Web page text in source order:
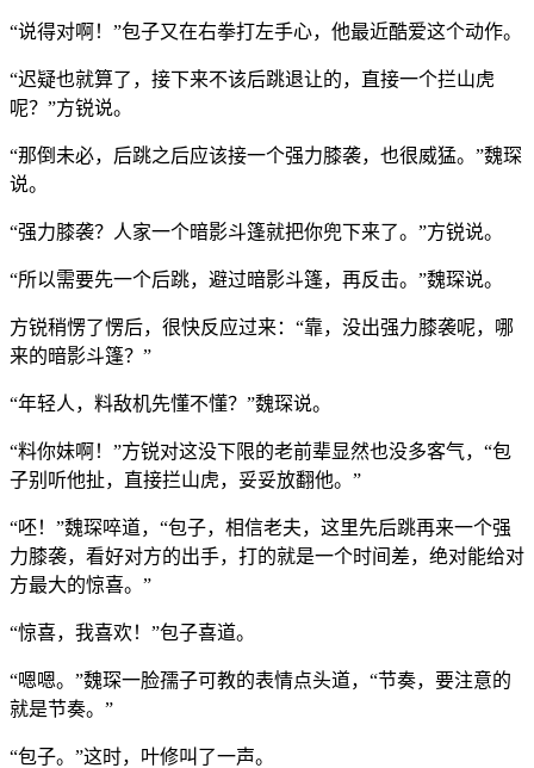
“说得对啊！”包子又在右拳打左手心，他最近酷爱这个动作。
“迟疑也就算了，接下来不该后跳退让的，直接一个拦山虎
呢？”方锐说。
“那倒未必，后跳之后应该接一个强力膝袭，也很威猛。”魏琛
说。
“强力膝袭？人家一个暗影斗篷就把你兜下来了。”方锐说。
“所以需要先一个后跳，避过暗影斗篷，再反击。”魏琛说。
方锐稍愣了愣后，很快反应过来：“靠，没出强力膝袭呢，哪
来的暗影斗篷？”
“年轻人，料敌机先懂不懂？”魏琛说。
“料你妹啊！”方锐对这没下限的老前辈显然也没多客气，“包
子别听他扯，直接拦山虎，妥妥放翻他。”
“呸！”魏琛啐道，“包子，相信老夫，这里先后跳再来一个强
力膝袭，看好对方的出手，打的就是一个时间差，绝对能给对
方最大的惊喜。”
“惊喜，我喜欢！”包子喜道。
“嗯嗯。”魏琛一脸孺子可教的表情点头道，“节奏，要注意的
就是节奏。”
“包子。”这时，叶修叫了一声。